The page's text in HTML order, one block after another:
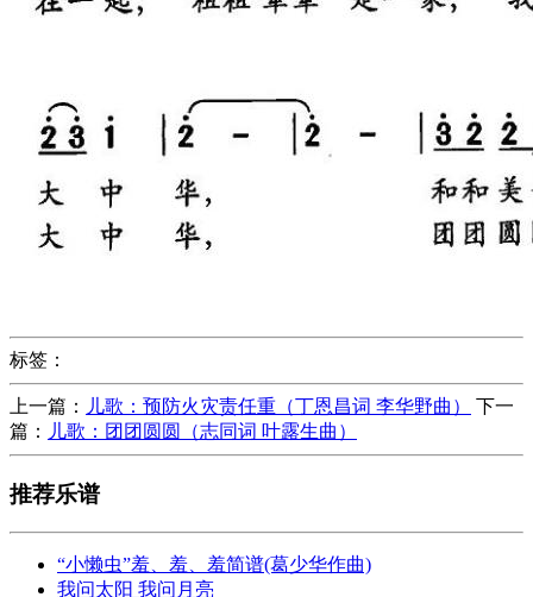
标签：
上一篇： 儿歌：预防火灾责任重（丁恩昌词 李华野曲）
下一
篇：
儿歌：团团圆圆（志同词 叶露生曲）
推荐乐谱
“小懒虫”羞、羞、羞简谱(葛少华作曲)
我问太阳 我问月亮